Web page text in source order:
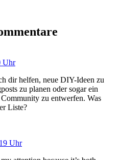
Uhr
dir helfen, neue DIY-Ideen zu
zu planen oder sogar ein
zu entwerfen. Was
Liste?
Uhr